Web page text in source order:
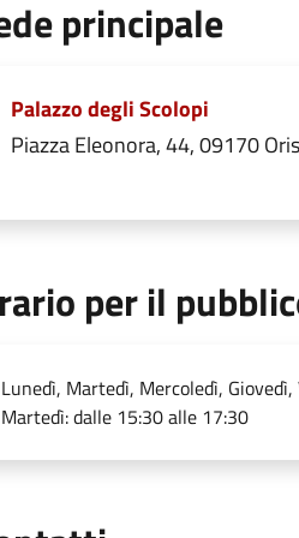
principale
Palazzo degli Scolopi
Piazza Eleonora, 44, 09170
per il
Lunedì, Martedì, Mercoledì,
Martedì: dalle 15:30 alle 17:30